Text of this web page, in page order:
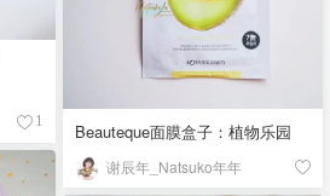
1 Beauteque面膜盒子：植物乐园
谢辰年_Natsuko年年